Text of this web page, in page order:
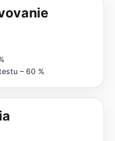
– 60 %